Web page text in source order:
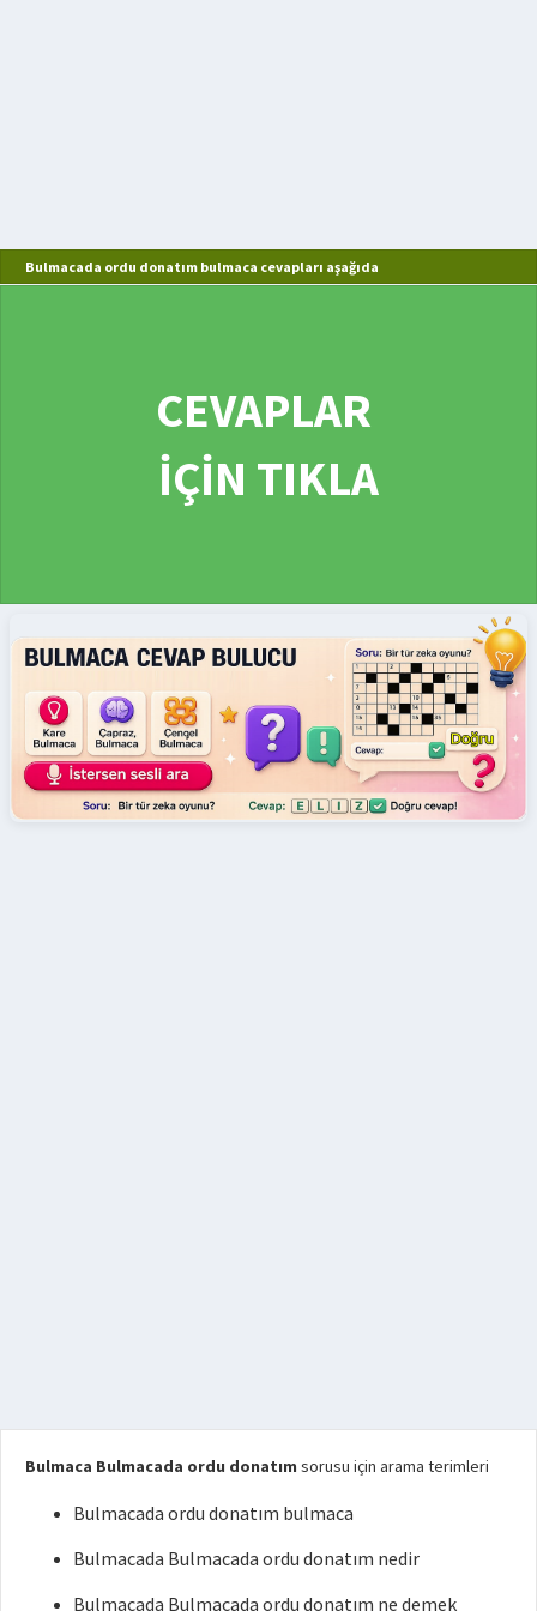
Bulmacada ordu donatım bulmaca cevapları aşağıda
CEVAPLAR
İÇİN TIKLA
Bulmaca Bulmacada ordu donatım sorusu için arama terimleri
Bulmacada ordu donatım bulmaca
Bulmacada Bulmacada ordu donatım nedir
Bulmacada Bulmacada ordu donatım ne demek